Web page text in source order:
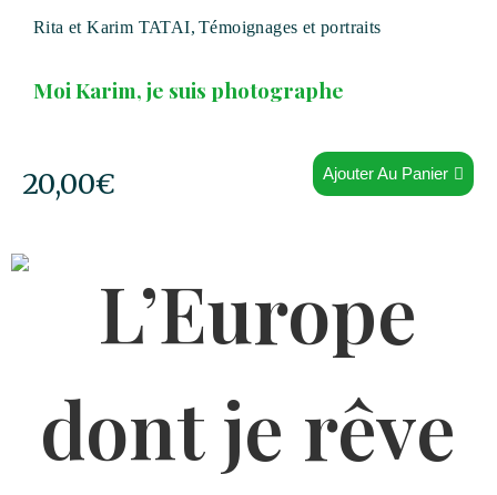
Rita et Karim TATAI, Témoignages et portraits
Moi Karim, je suis photographe
20,00€ Ajouter Au Panier